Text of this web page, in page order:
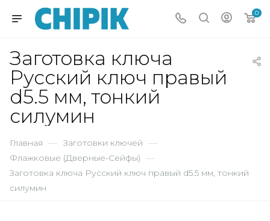
0
Заготовка ключа
Русский ключ правый
d5.5 мм, тонкий
силумин
Главная — Заготовки ключей —
Флажковые (Дверные-Сейфы) —
Заготовка ключа Русский ключ правый d5.5 мм, тонкий
силумин